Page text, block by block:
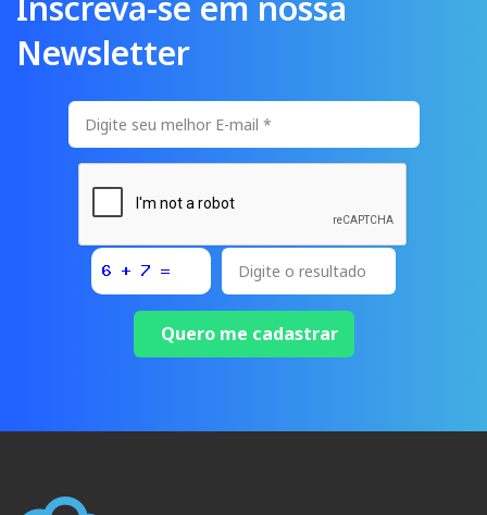
Newsletter
Quero me cadastrar